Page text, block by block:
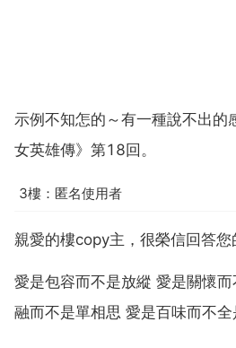
示例不知怎的～有一種說不出
女英雄傳》第18回。
3樓：匿名使用者
親愛的樓copy主，很榮信回答您
愛是包容而不是放縱 愛是關懷
融而不是單相思 愛是百味而不